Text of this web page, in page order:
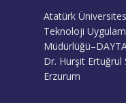
Atatürk
Teknoloji
Dr. Hurşit
Erzurum